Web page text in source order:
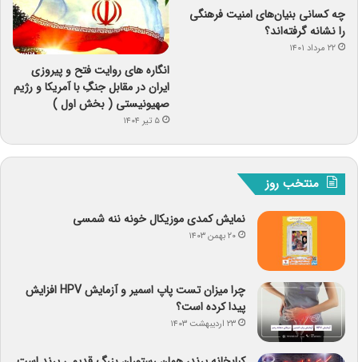
چه کسانی بنیان‌های امنیت فرهنگی
را نشانه گرفته‌اند؟
۲۲ مرداد ۱۴۰۱
انگاره های روایت فتح و پیروزی
ایران در مقابل جنگِ با آمریکا و رژیم
صهیونیستی ( بخش اول )
۵ تیر ۱۴۰۴
منتخب روز
نمایش کمدی موزیکال خونه ننه شمسی
۲۰ بهمن ۱۴۰۳
چرا میزان تست پاپ اسمیر و آزمایش HPV افزایش
پیدا کرده است؟
۲۳ اردیبهشت ۱۴۰۳